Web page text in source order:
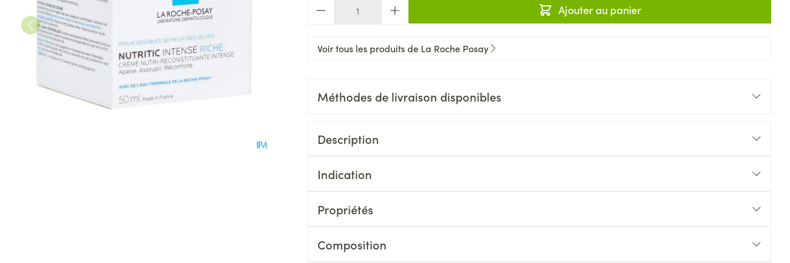
Ajouter au panier
Voir tous les produits de La Roche Posay
Méthodes de livraison disponibles
Description
Indication
Propriétés
Composition